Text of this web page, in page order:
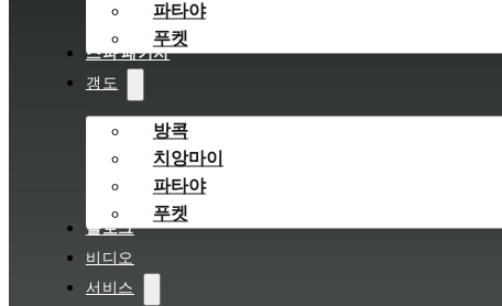
파타야
푸켓
스파 패키지
갱도
방콕
치앙마이
파타야
푸켓
블로그
비디오
서비스